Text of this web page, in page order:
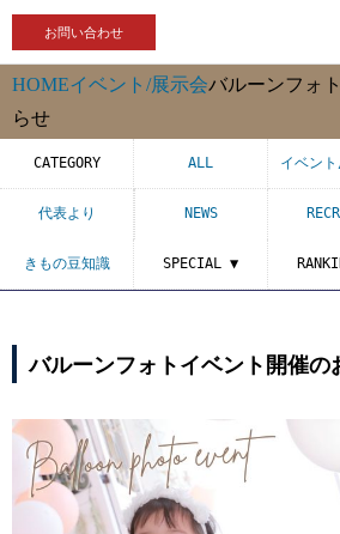
お問い合わせ
HOMEイベント/展示会バルーンフォ
らせ
CATEGORY ALL イベン
代表より NEWS
きもの豆知識 SPECIAL ▼
バルーンフォトイベント開催の